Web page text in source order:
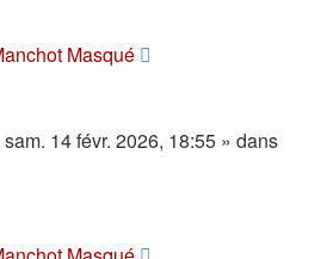
Masqué
sam. 14 févr. 2026, 18:55 » dans